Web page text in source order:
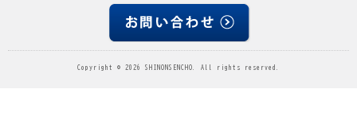
Copyright © 2026 SHINONSENCHO. All rights reserved.